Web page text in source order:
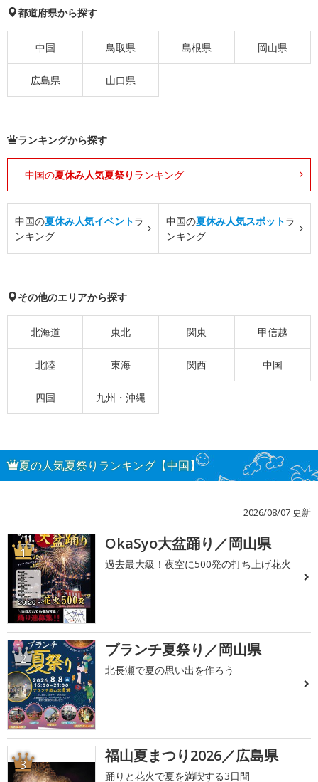
都道府県から探す
中国 鳥取県 島根県 岡山県
広島県 山口県
ランキングから探す
中国の夏休み人気夏祭り ランキング
中国の夏休み人気イベントラ
ンキング
中国の夏休み人気スポットラ
ンキング
その他のエリアから探す
北海道 東北 関東 甲信越
北陸 東海 関西 中国
四国 九州・沖縄
夏の人気夏祭りランキング【中国】
2026/08/07 更新
1 OkaSyo大盆踊り／岡山県
過去最大級！夜空に500発の打ち上げ花火
2 ブランチ夏祭り／岡山県
北長瀬で夏の思い出を作ろう
3 福山夏まつり2026／広島県
踊りと花火で夏を満喫する3日間